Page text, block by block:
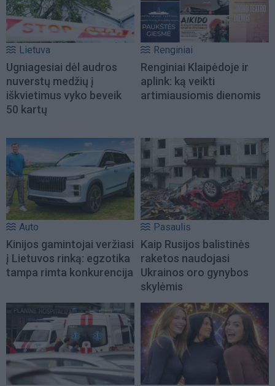
Lietuva
Ugniagesiai dėl audros
nuverstų medžių į
iškvietimus vyko beveik
50 kartų
Renginiai
Renginiai Klaipėdoje ir
aplink: ką veikti
artimiausiomis dienomis
Auto
Kinijos gamintojai veržiasi
į Lietuvos rinką: egzotika
tampa rimta konkurencija
Pasaulis
Kaip Rusijos balistinės
raketos naudojasi
Ukrainos oro gynybos
skylėmis